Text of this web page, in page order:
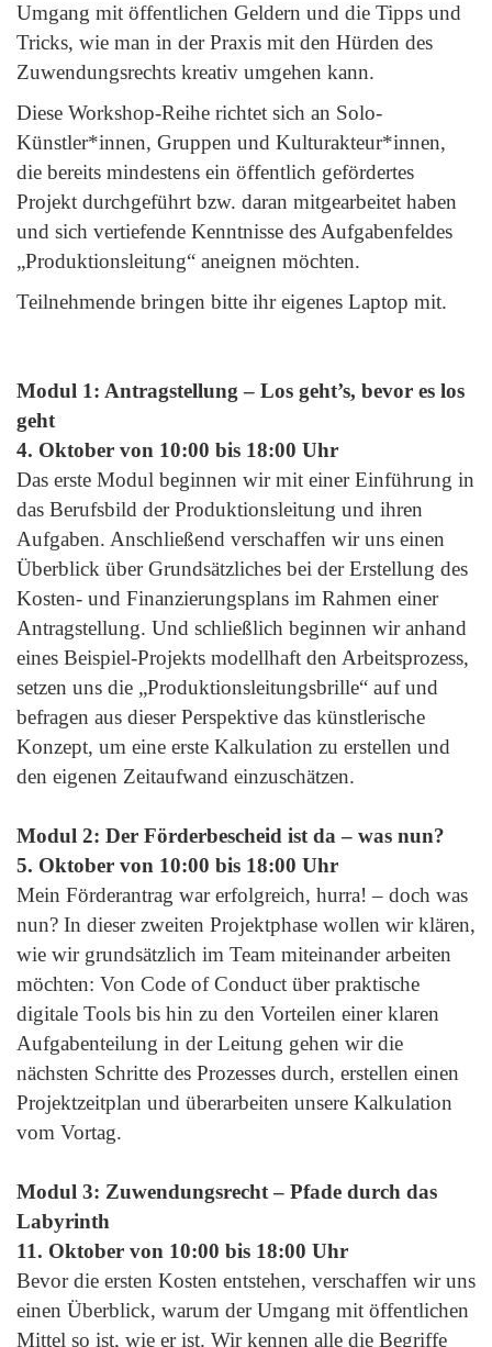
Umgang mit öffentlichen Geldern und die Tipps und
Tricks, wie man in der Praxis mit den Hürden des
Zuwendungsrechts kreativ umgehen kann.
Diese Workshop-Reihe richtet sich an Solo-
Künstler*innen, Gruppen und Kulturakteur*innen,
die bereits mindestens ein öffentlich gefördertes
Projekt durchgeführt bzw. daran mitgearbeitet haben
und sich vertiefende Kenntnisse des Aufgabenfeldes
„Produktionsleitung“ aneignen möchten.
Teilnehmende bringen bitte ihr eigenes Laptop mit.
Modul 1: Antragstellung – Los geht’s, bevor es los
geht
4. Oktober von 10:00 bis 18:00 Uhr
Das erste Modul beginnen wir mit einer Einführung in
das Berufsbild der Produktionsleitung und ihren
Aufgaben. Anschließend verschaffen wir uns einen
Überblick über Grundsätzliches bei der Erstellung des
Kosten- und Finanzierungsplans im Rahmen einer
Antragstellung. Und schließlich beginnen wir anhand
eines Beispiel-Projekts modellhaft den Arbeitsprozess,
setzen uns die „Produktionsleitungsbrille“ auf und
befragen aus dieser Perspektive das künstlerische
Konzept, um eine erste Kalkulation zu erstellen und
den eigenen Zeitaufwand einzuschätzen.
Modul 2: Der Förderbescheid ist da – was nun?
5. Oktober von 10:00 bis 18:00 Uhr
Mein Förderantrag war erfolgreich, hurra! – doch was
nun? In dieser zweiten Projektphase wollen wir klären,
wie wir grundsätzlich im Team miteinander arbeiten
möchten: Von Code of Conduct über praktische
digitale Tools bis hin zu den Vorteilen einer klaren
Aufgabenteilung in der Leitung gehen wir die
nächsten Schritte des Prozesses durch, erstellen einen
Projektzeitplan und überarbeiten unsere Kalkulation
vom Vortag.
Modul 3: Zuwendungsrecht – Pfade durch das
Labyrinth
11. Oktober von 10:00 bis 18:00 Uhr
Bevor die ersten Kosten entstehen, verschaffen wir uns
einen Überblick, warum der Umgang mit öffentlichen
Mittel so ist, wie er ist. Wir kennen alle die Begriffe